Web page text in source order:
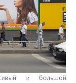
и большой